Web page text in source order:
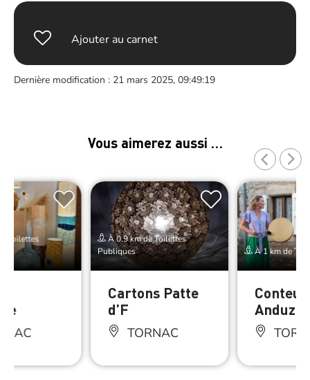
Ajouter au carnet
Dernière modification : 21 mars 2025, 09:49:19
Vous aimerez aussi …
Toilettes
À 0.9 km de Toilettes
Publiques
Cartons Patte
d’F
TORNAC
À 1 km de
Anduze